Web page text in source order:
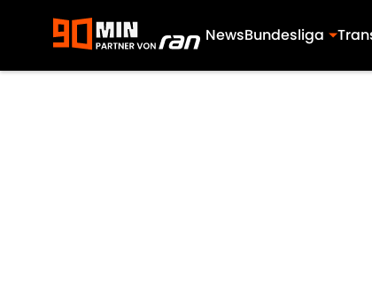
NewsBundesliga